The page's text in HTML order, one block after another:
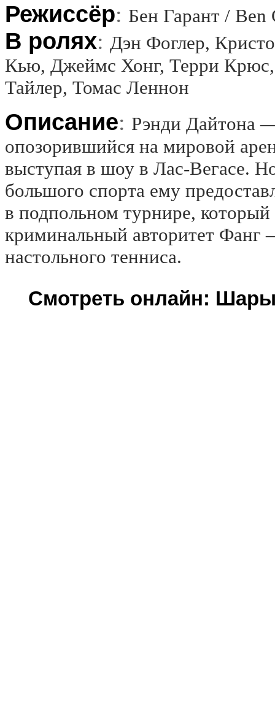
Режиссёр: Бен Гарант / Ben
В ролях: Дэн Фоглер,
Кью, Джеймс Хонг, Терри
Тайлер, Томас Леннон
Описание: Рэнди Дайтона
опозорившийся на мировой
выступая в шоу в Лас-Вегасе.
большого спорта ему
в подпольном турнире, который
криминальный авторитет Фанг
настольного тенниса.
Смотреть онлайн: